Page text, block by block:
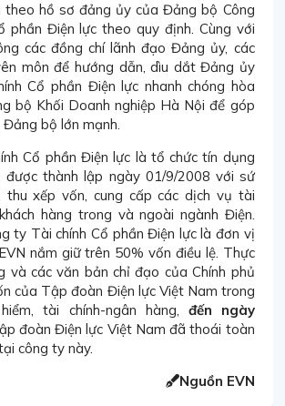
theo hồ sơ đảng ủy của Đảng bộ Công
phần Điện lực theo quy định. Cùng với
các đồng chí lãnh đạo Đảng ủy, các
môn để hướng dẫn, dìu dắt Đảng ủy
Cổ phần Điện lực nhanh chóng hòa
bộ Khối Doanh nghiệp Hà Nội để góp
bộ lớn mạnh.
Cổ phần Điện lực là tổ chức tín dụng
được thành lập ngày 01/9/2008 với sứ
thu xếp vốn, cung cấp các dịch vụ tài
hàng trong và ngoài ngành Điện.
ty Tài chính Cổ phần Điện lực là đơn vị
nắm giữ trên 50% vốn điều lệ. Thực
và các văn bản chỉ đạo của Chính phủ
của Tập đoàn Điện lực Việt Nam trong
tài chính-ngân hàng, đến ngày
đoàn Điện lực Việt Nam đã thoái toàn
công ty này.
Nguồn EVN